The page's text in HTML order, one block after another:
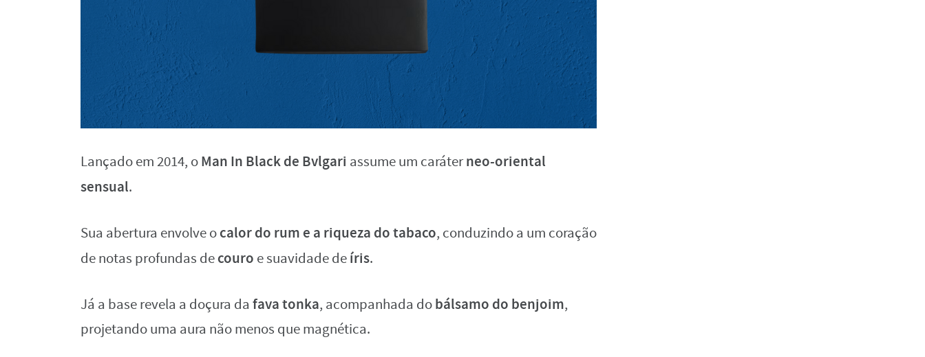
Lançado em 2014, oMan In Black de Bvlgari assume um caráterneo-oriental
sensual.
Sua abertura envolve ocalor do rum e a riqueza do tabaco, conduzindo a um coração
de notas profundas decouro e suavidade deíris.
Já a base revela a doçura da fava tonka, acompanhada dobálsamo do benjoim,
projetando uma aura não menos que magnética.